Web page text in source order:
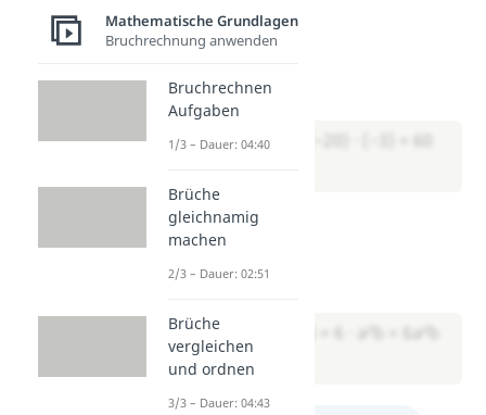
Aufgabe 4:
Lösung:
→ (−5) · 4 · (−3) = (−20) · (−3) = 60
Aufgabe 5:
→ (2 · 3) · (a · a · b) = 6 · a²b = 6a²b
Mathematische Grundlagen
Bruchrechnung anwenden
Bruchrechnen
Aufgaben
1/3 – Dauer: 04:40
Brüche
gleichnamig
machen
2/3 – Dauer: 02:51
Brüche
vergleichen
und ordnen
3/3 – Dauer: 04:43